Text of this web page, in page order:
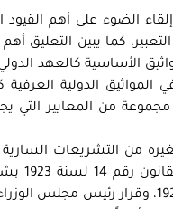
الضوء على أهم القيود
كما يبين التعليق
الأساسية كالعهد
الدولية العرفية
من المعايير التي
من التشريعات السارية
التعبير ومنها